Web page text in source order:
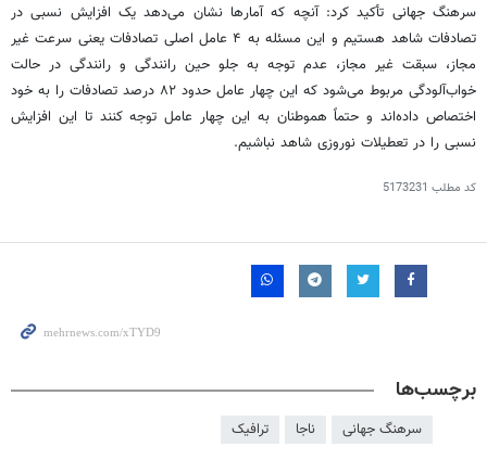
سرهنگ جهانی تأکید کرد: آنچه که آمارها نشان می‌دهد یک افزایش نسبی در
تصادفات شاهد هستیم و این مسئله به ۴ عامل اصلی تصادفات یعنی سرعت غیر
مجاز، سبقت غیر مجاز، عدم توجه به جلو حین رانندگی و رانندگی در حالت
خواب‌آلودگی مربوط می‌شود که این چهار عامل حدود ۸۲ درصد تصادفات را به خود
اختصاص داده‌اند و حتماً هموطنان به این چهار عامل توجه کنند تا این افزایش
نسبی را در تعطیلات نوروزی شاهد نباشیم.
کد مطلب 5173231
برچسب‌ها
سرهنگ جهانی ناجا ترافیک